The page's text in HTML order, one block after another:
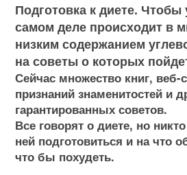
Подготовка к диете. Чтобы
самом деле происходит в
низким содержанием
на советы о которых
Сейчас множество книг, веб-
признаний знаменитостей и
гарантированных советов.
Все говорят о диете, но
ней подготовиться и на что
что бы похудеть.